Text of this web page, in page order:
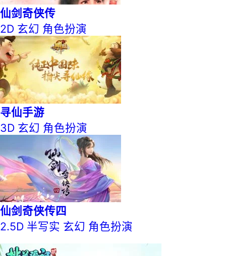
仙剑奇侠传
2D 玄幻 角色扮演
寻仙手游
3D 玄幻 角色扮演
仙剑奇侠传四
2.5D 半写实 玄幻 角色扮演